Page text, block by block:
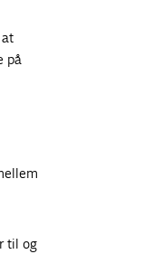
på
til og